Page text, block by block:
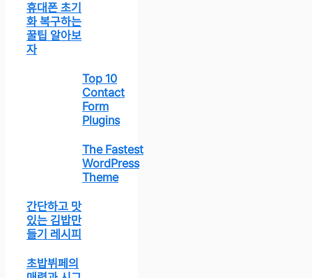
휴대폰 초기
화 복구하는
꿀팁 알아보
자
Top 10
Contact
Form
Plugins
The Fastest
WordPress
Theme
간단하고 맛
있는 김밥만
들기 레시피
초밥뷔페의